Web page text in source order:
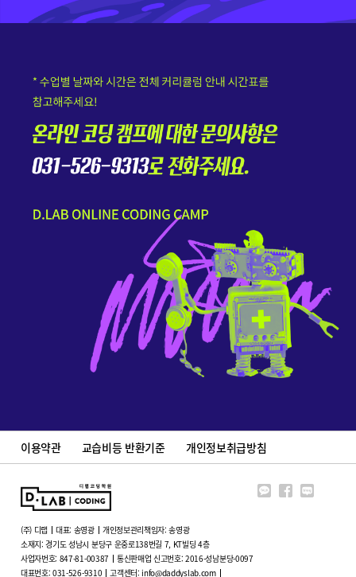
이용약관 교습비등 반환기준 개인정보취급방침
(주) 디랩 대표: 송영광
개인정보관리책임자: 송영광
소재지:경기도 성남시 분당구 운중로138번길 7, KT빌딩 4층
사업자번호: 847-81-00387
통신판매업 신고번호: 2016-성남분당-0097
대표번호:031-526-9310 고객센터:info@daddyslab.com